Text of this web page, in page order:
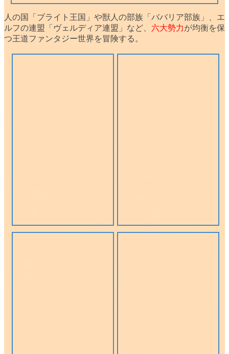
人の国「ブライト王国」や獣人の部族「ババリア部族」、エ
ルフの連盟「ヴェルディア連盟」など、 六大勢力が均衡を保
つ王道ファンタジー世界を冒険する。